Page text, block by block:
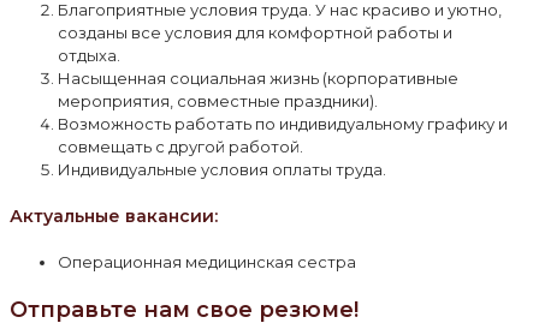
Благоприятные условия труда. У нас красиво и уютно,
созданы все условия для комфортной работы и
отдыха.
Насыщенная социальная жизнь (корпоративные
мероприятия, совместные праздники).
Возможность работать по индивидуальному графику и
совмещать с другой работой.
Индивидуальные условия оплаты труда.
Актуальные вакансии:
Операционная медицинская сестра
Отправьте нам свое резюме!